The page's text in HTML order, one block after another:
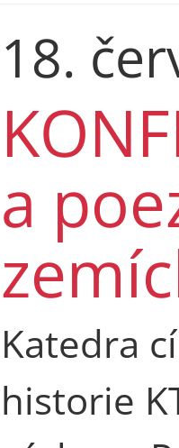
18.
a
Katedra
historie